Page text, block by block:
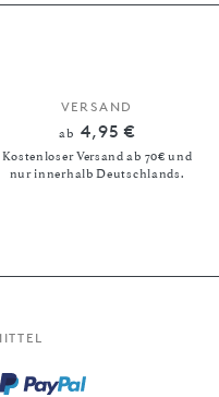
VERSAND
ab 4,95 €
Kostenloser Versand ab 70€ und
nur innerhalb Deutschlands.